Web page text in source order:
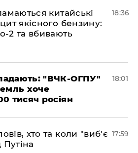
китайські
якісного бензину:
2 та вбивають
18:36
"ВЧК-ОГПУ"
хоче
тисяч росіян
18:01
хто та коли "виб'є
Путіна
17:59